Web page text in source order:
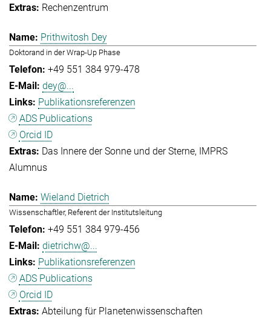
Rechenzentrum
Prithwitosh Dey
Doktorand in der Wrap-Up Phase
+49 551 384 979-478
dey@...
Publikationsreferenzen
ADS Publications
Orcid ID
Das Innere der Sonne und der Sterne IMPRS
Alumnus
Wieland Dietrich
Wissenschaftler, Referent der Institutsleitung
+49 551 384 979-456
dietrichw@...
Publikationsreferenzen
ADS Publications
Orcid ID
Abteilung für Planetenwissenschaften